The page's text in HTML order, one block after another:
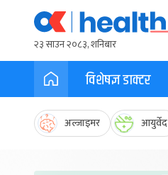
२३ साउन २०८३, शनिबार
विशेषज्ञ डाक्टर
अल्जाइमर आयुर्वेद